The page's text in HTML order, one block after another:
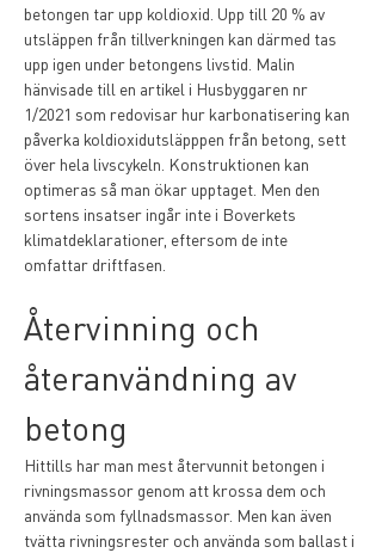
betongen tar upp koldioxid. Upp till 20 % av
utsläppen från tillverkningen kan därmed tas
upp igen under betongens livstid. Malin
hänvisade till en artikel i Husbyggaren nr
1/2021 som redovisar hur karbonatisering kan
påverka koldioxidutsläpppen från betong, sett
över hela livscykeln. Konstruktionen kan
optimeras så man ökar upptaget. Men den
sortens insatser ingår inte i Boverkets
klimatdeklarationer, eftersom de inte
omfattar driftfasen.
Återvinning och
återanvändning av
betong
Hittills har man mest återvunnit betongen i
rivningsmassor genom att krossa dem och
använda som fyllnadsmassor. Men kan även
tvätta rivningsrester och använda som ballast i